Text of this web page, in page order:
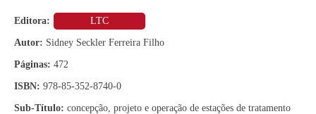
Editora: LTC
Autor: Sidney Seckler Ferreira Filho
Páginas: 472
ISBN: 978-85-352-8740-0
Sub-Título: concepção, projeto e operação de estações de tratamento